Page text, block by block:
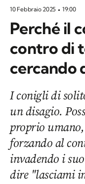
10 Febbraio 2025 19:00
Perché il
contro di
cercando
I conigli di
un disagio.
proprio
forzando al
invadendo i
dire "lasciami